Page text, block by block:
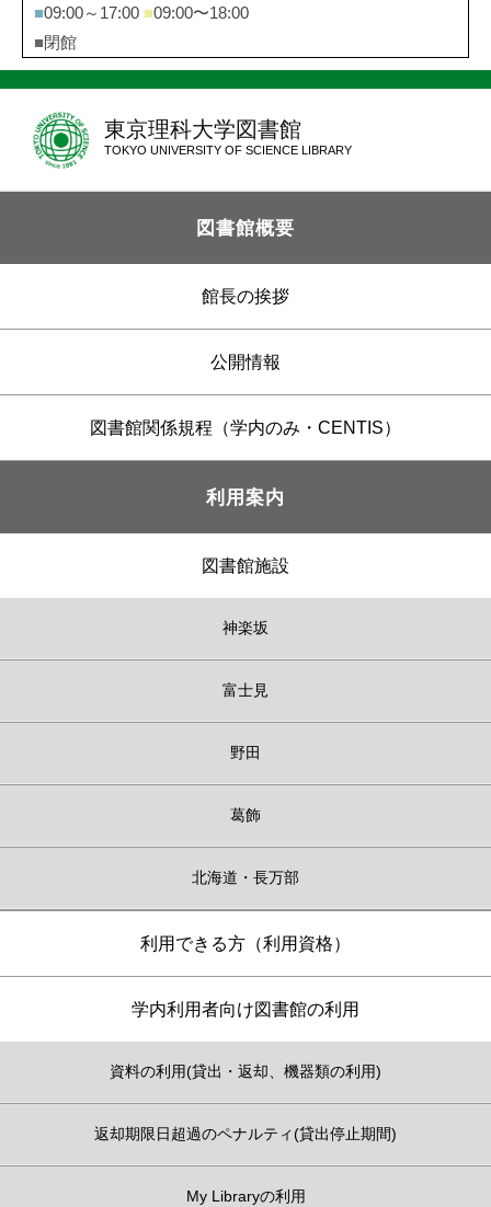
■09:00～17:00 ■09:00〜18:00
■閉館
東京理科大学図書館
TOKYO UNIVERSITY OF SCIENCE LIBRARY
図書館概要
館長の挨拶
公開情報
図書館関係規程（学内のみ・CENTIS）
利用案内
図書館施設
神楽坂
富士見
野田
葛飾
北海道・長万部
利用できる方（利用資格）
学内利用者向け図書館の利用
資料の利用(貸出・返却、機器類の利用)
返却期限日超過のペナルティ(貸出停止期間)
My Libraryの利用